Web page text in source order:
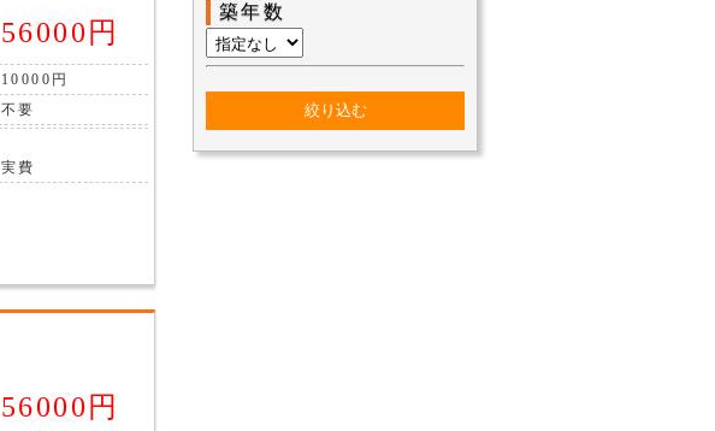
築年数
56000円
10000円
不要
実費
56000円